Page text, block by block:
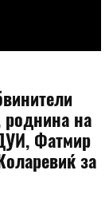
на
Фатмир
за